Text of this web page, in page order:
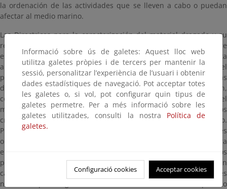
la ordenación de las actividades que se lleven a cabo o puedan
afectar al medio marino.
Las Directrices para la caracterización del material dragado y su
reubicación en aguas del dominio público marítimo- terrestre
establecen los contenidos mínimos que, desde el punto de vista
ambiental, debe incluir todo proyecto de dragado, el
procedimiento para la adquisición de las muestras, las
determinaciones y ensayos necesarias para su caracterización,
con indicación de la metodología aplicable, la clasificación del
material dragado en categorías, incluyendo la definición de los
criterios para considerarlo como sedimento no peligroso.
Proporcionan el procedimiento para evaluar las diferentes
opciones de gestión, y establecen las condiciones a cumplir para
el vertido al mar de los materiales y el desarrollo de los
programas de vigilancia ambiental. Se incluye, asimismo, un
capítulo dedicado al análisis de los permisos y autorizaciones
necesarios para la gestión de los materiales en el dominio público
Informació sobre ús de galetes: Aquest lloc web
utilitza galetes pròpies i de tercers per mantenir la
sessió, personalitzar l’experiència de l’usuari i obtenir
dades estadístiques de navegació. Pot acceptar totes
les galetes o, si vol, pot configurar quin tipus de
galetes permetre. Per a més informació sobre les
galetes utilitzades, consulti la nostra Política de
galetes.
Configuració cookies Acceptar cookies